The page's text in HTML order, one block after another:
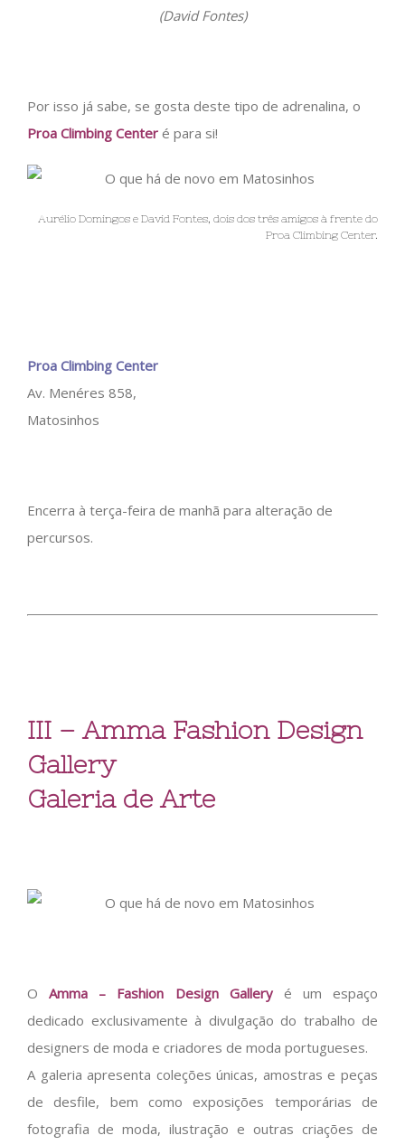
(David Fontes)
Por isso já sabe, se gosta deste tipo de adrenalina, o
Proa Climbing Center é para si!
Aurélio Domingos e David Fontes, dois dos três amigos à frente do
Proa Climbing Center.
Proa Climbing Center
Av. Menéres 858,
Matosinhos
Encerra à terça-feira de manhã para alteração de
percursos.
III – Amma Fashion Design
Gallery
Galeria de Arte
OAmma – Fashion Design Galleryé um espaço
dedicado exclusivamente à divulgação do trabalho de
designers de moda e criadores de moda portugueses.
A galeria apresenta coleções únicas, amostras e peças
de desfile, bem como exposições temporárias de
fotografia de moda, ilustração e outras criações de